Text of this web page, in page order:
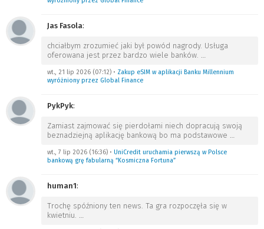
Jas Fasola:
chciałbym zrozumieć jaki był powód nagrody. Usługa
oferowana jest przez bardzo wiele banków. …
wt., 21 lip 2026 (07:12) • Zakup eSIM w aplikacji Banku Millennium
wyróżniony przez Global Finance
PykPyk:
Zamiast zajmować się pierdołami niech dopracują swoją
beznadziejną aplikację bankową bo ma podstawowe …
wt., 7 lip 2026 (16:36) • UniCredit uruchamia pierwszą w Polsce
bankową grę fabularną “Kosmiczna Fortuna”
human1:
Trochę spóźniony ten news. Ta gra rozpoczęła się w
kwietniu. …